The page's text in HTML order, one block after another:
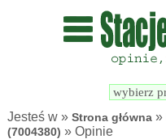
Jesteś w »Strona główna »
(7004380) » Opinie